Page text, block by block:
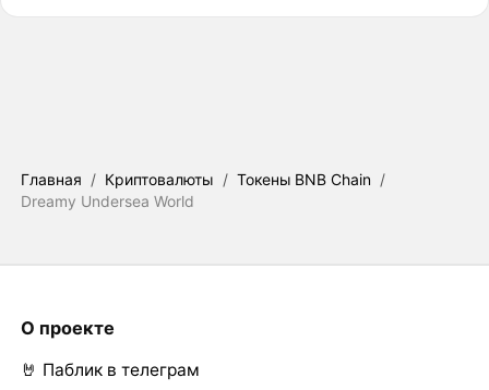
Главная / Криптовалюты / Токены BNB Chain /
Dreamy Undersea World
О проекте
🤘 Паблик в телеграм